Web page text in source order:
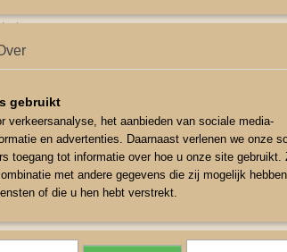
met gespen.
klein 36 cm te vergroten tot 45cm
te vergroten tot 33cm
gebruikt
verkeersanalyse, het aanbieden van sociale media-
en advertenties. Daarnaast verlenen we onze
toegang tot informatie over hoe u onze site gebruikt.
met andere gegevens die zij mogelijk hebben
of die u hen hebt verstrekt.